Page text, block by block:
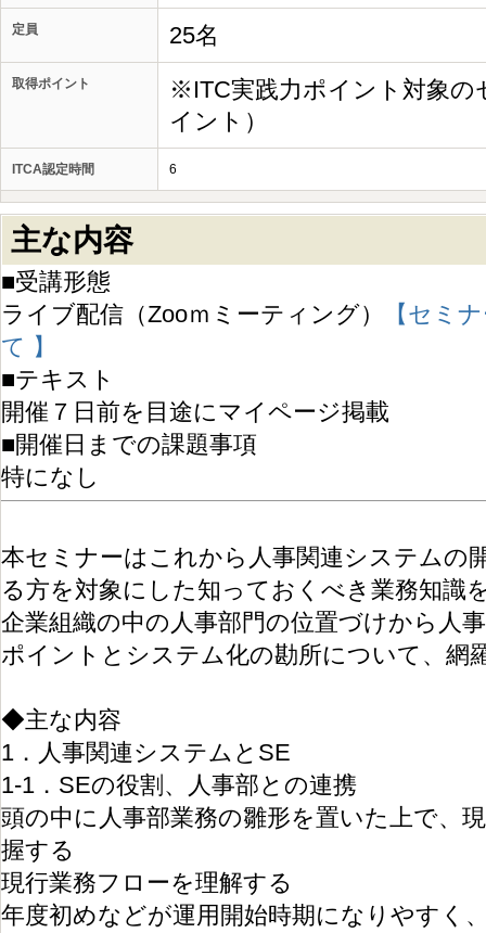
定員 25名
取得ポイント
※ITC実践力ポイント対象の
イント）
ITCA認定時間 6
主な内容
■受講形態
ライブ配信（Zooｍミーティング）
【セミ
て 】
■テキスト
開催７日前を目途にマイページ掲載
■開催日までの課題事項
特になし
本セミナーはこれから人事関連システムの
る方を対象にした知っておくべき業務知識
企業組織の中の人事部門の位置づけから人
ポイントとシステム化の勘所について、網
◆主な内容
1．人事関連システムとSE
1-1．SEの役割、人事部との連携
頭の中に人事部業務の雛形を置いた上で、
握する
現行業務フローを理解する
年度初めなどが運用開始時期になりやすく